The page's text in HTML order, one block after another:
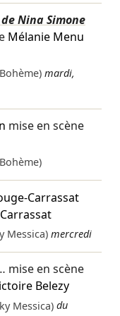
Nina Simone
Mélanie Menu
mardi,
mise en scène
Carrassat
Messica) mercredi
mise en scène
Belezy
Messica) du